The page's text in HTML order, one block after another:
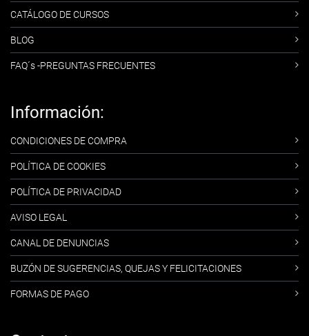
CATÁLOGO DE CURSOS
BLOG
FAQ´s -PREGUNTAS FRECUENTES
Información:
CONDICIONES DE COMPRA
POLÍTICA DE COOKIES
POLÍTICA DE PRIVACIDAD
AVISO LEGAL
CANAL DE DENUNCIAS
BUZÓN DE SUGERENCIAS, QUEJAS Y FELICITACIONES
FORMAS DE PAGO